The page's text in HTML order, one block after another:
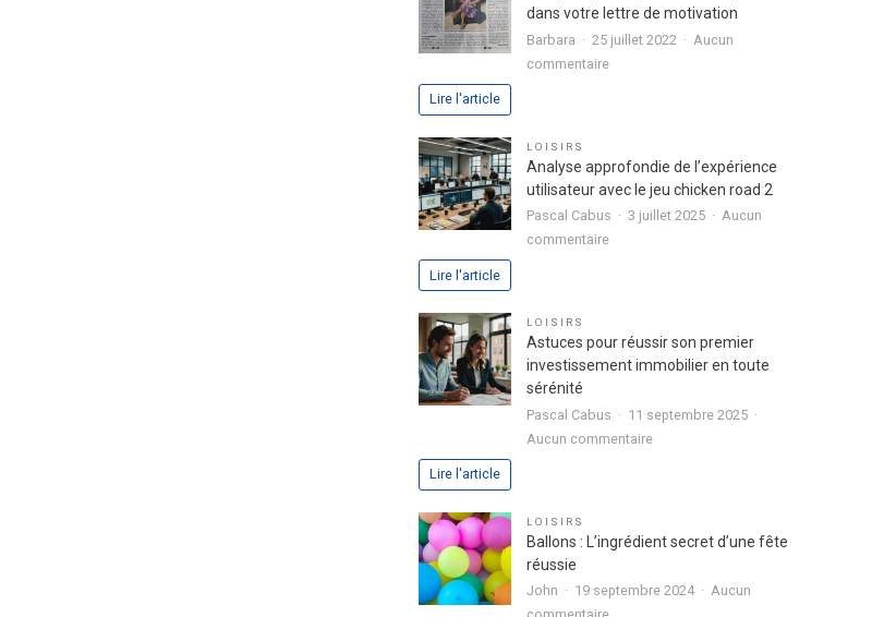
dans votre lettre de motivation
Barbara 25 juillet 2022
Aucun
commentairesur
exprimer
votre
passion
Lire l'article
LOISIRS
Analyse approfondie de l’expérience
utilisateur avec le jeu chicken road 2
Pascal Cabus 3 juillet 2025
Aucun
commentairesur
l’expérience
utilisateur
Lire l'article
LOISIRS
Astuces pour réussir son premier
investissement immobilier en toute
sérénité
Pascal Cabus
11 septembre 2025
Aucun commentairesur
son
Lire l'article
LOISIRS
Ballons : L’ingrédient secret d’une fête
réussie
John 19 septembre 2024
Aucun
sur